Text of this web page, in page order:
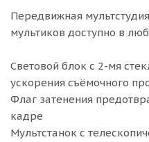
Передвижная
мультиков доступно в
Световой блок с 2-мя
ускорения съёмочного
Флаг затенения
кадре
Мультстанок с